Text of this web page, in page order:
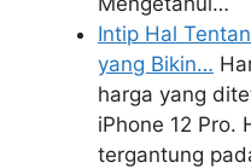
Intip Hal
yang Bikin…
harga yang
iPhone 12 Pro.
tergantung